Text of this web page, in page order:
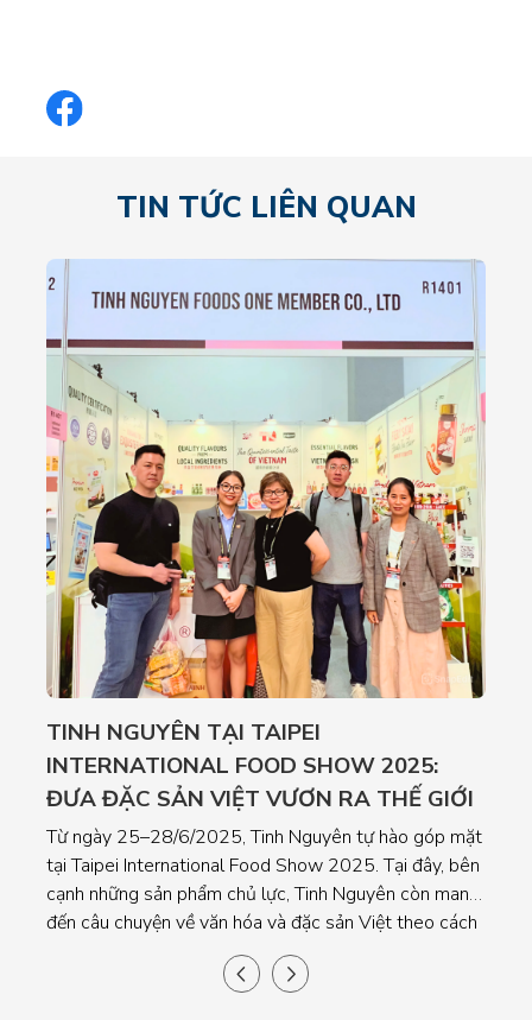
TIN TỨC LIÊN QUAN
TINH NGUYÊN TẠI TAIPEI
INTERNATIONAL FOOD SHOW 2025:
ĐƯA ĐẶC SẢN VIỆT VƯƠN RA THẾ GIỚI
Từ ngày 25–28/6/2025, Tinh Nguyên tự hào góp mặt
tại Taipei International Food Show 2025. Tại đây, bên
cạnh những sản phẩm chủ lực, Tinh Nguyên còn mang
đến câu chuyện về văn hóa và đặc sản Việt theo cách
gần gũi, thân thiện giới thiệu với bạn bè quốc tế.